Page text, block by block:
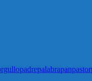
padrepalabrapanpastor